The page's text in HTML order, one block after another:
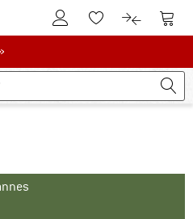
Vers le compte client
Vers la liste
Vers le